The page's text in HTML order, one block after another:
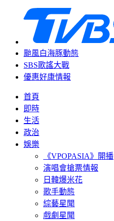
颱風白海豚動態
SBS歌謠大戰
優惠好康情報
首頁
即時
生活
政治
娛樂
《VPOPASIA》開播
演唱會搶票情報
日韓爆米花
歌手動態
綜藝星聞
戲劇星聞